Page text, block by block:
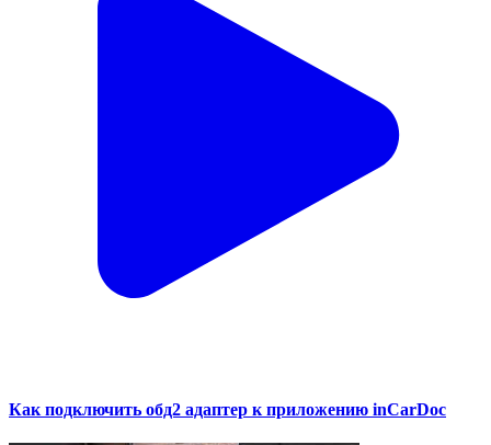
Как подключить обд2 адаптер к приложению inCarDoc